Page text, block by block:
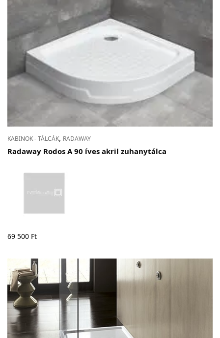
KABINOK - TÁLCÁK, RADAWAY
Radaway Rodos A 90 íves akril zuhanytálca
69 500 Ft